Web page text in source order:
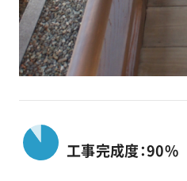
工事完成度：90%